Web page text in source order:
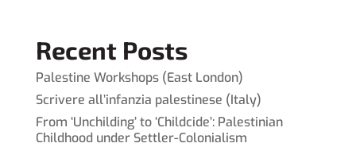
Recent Posts
Palestine Workshops (East London)
Scrivere all’infanzia palestinese (Italy)
From ‘Unchilding’ to ‘Childcide’: Palestinian
Childhood under Settler-Colonialism